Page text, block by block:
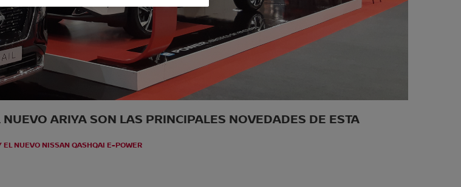
ARIYA SON LAS PRINCIPALES NOVEDADES DE ESTA
EL NUEVO NISSAN QASHQAI E-POWER